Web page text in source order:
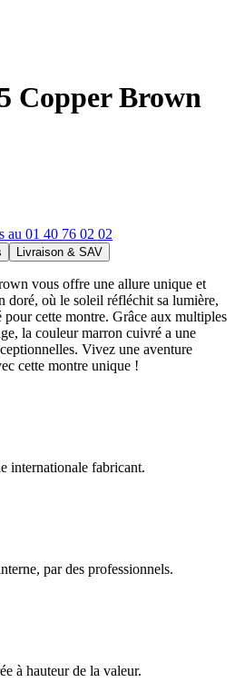
Copper Brown
au 01 40 76 02 02
Livraison & SAV
vous offre une allure unique et
doré, où le soleil réfléchit sa lumière,
pour cette montre. Grâce aux multiples
la couleur marron cuivré a une
Vivez une aventure
cette montre unique !
internationale fabricant.
par des professionnels.
à hauteur de la valeur.